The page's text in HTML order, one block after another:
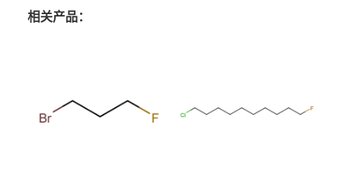
相关产品：